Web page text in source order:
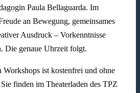
Paula Bellaguarda. Im
an Bewegung, gemeinsames
Ausdruck – Vorkenntnisse
Die genaue Uhrzeit folgt.
Workshops ist kostenfrei und ohne
finden im Theaterladen des TPZ